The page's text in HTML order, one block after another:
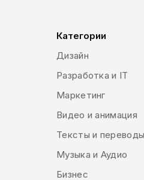
Категории
Дизайн
Разработка и IT
Маркетинг
Видео и анимация
Тексты и переводы
Музыка и Аудио
Бизнес